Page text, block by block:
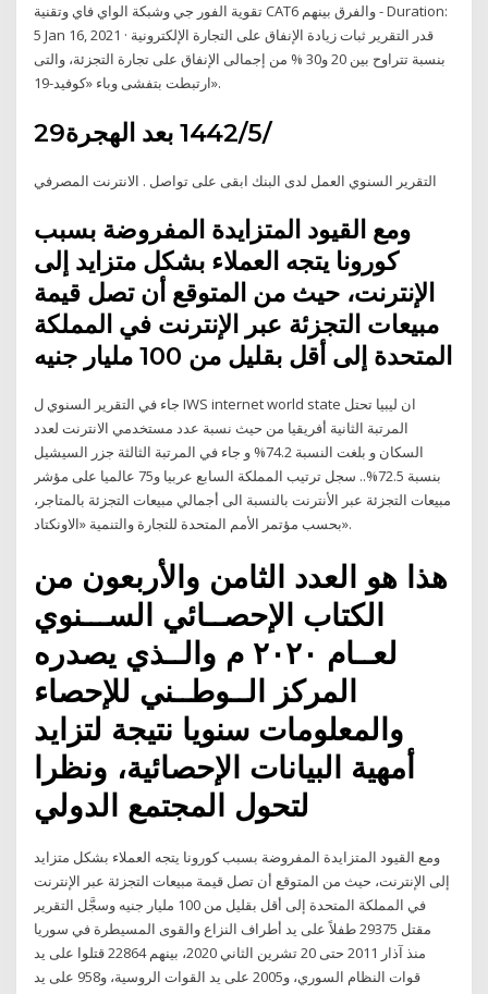
تقوية الفور جي وشبكة الواي فاي وتقنية CAT6 والفرق بينهم - Duration:
5 Jan 16, 2021 · قدر التقرير ثبات زيادة الإنفاق على التجارة الإلكترونية
بنسبة تتراوح بين 20 و30 % من إجمالى الإنفاق على تجارة التجزئة، والتى
ارتبطت بتفشى وباء «كوفيد-19».
29‏‏/5‏‏/1442 بعد الهجرة
التقرير السنوي العمل لدى البنك ابقى على تواصل . الانترنت المصرفي
ومع القيود المتزايدة المفروضة بسبب
كورونا يتجه العملاء بشكل متزايد إلى
الإنترنت، حيث من المتوقع أن تصل قيمة
مبيعات التجزئة عبر الإنترنت في المملكة
المتحدة إلى أقل بقليل من 100 مليار جنيه
جاء في التقرير السنوي ل IWS internet world state ان ليبيا تحتل
المرتبة الثانية أفريقيا من حيث نسبة عدد مستخدمي الانترنت لعدد
السكان و بلغت النسبة 74.2% و جاء في المرتبة الثالثة جزر السيشيل
بنسبة 72.5%.. سجل ترتيب المملكة السابع عربيا و75 عالميا على مؤشر
مبيعات التجزئة عبر الأنترنت بالنسبة الى أجمالي مبيعات التجزئة بالمتاجر،
بحسب مؤتمر الأمم المتحدة للتجارة والتنمية «الاونكتاد».
هذا هو العدد الثامن والأربعون من
الكتاب الإحصــائي الســـنوي
لعــام ٢٠٢٠ م والــذي يصدره
المركز الــوطــني للإحصاء
والمعلومات سنويا نتيجة لتزايد
أمهية البيانات الإحصائية، ونظرا
لتحول المجتمع الدولي
ومع القيود المتزايدة المفروضة بسبب كورونا يتجه العملاء بشكل متزايد
إلى الإنترنت، حيث من المتوقع أن تصل قيمة مبيعات التجزئة عبر الإنترنت
في المملكة المتحدة إلى أقل بقليل من 100 مليار جنيه وسجَّل التقرير
مقتل 29375 طفلاً على يد أطراف النزاع والقوى المسيطرة في سوريا
منذ آذار 2011 حتى 20 تشرين الثاني 2020، بينهم 22864 قتلوا على يد
قوات النظام السوري، و2005 على يد القوات الروسية، و958 على يد